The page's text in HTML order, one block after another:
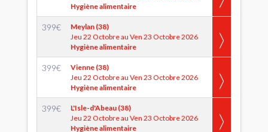
Hygiène alimentaire
399€
Meylan (38)
Jeu 22 Octobre au Ven 23 Octobre 2026
Hygiène alimentaire
399€
Vienne (38)
Jeu 22 Octobre au Ven 23 Octobre 2026
Hygiène alimentaire
399€
L'Isle-d'Abeau (38)
Jeu 22 Octobre au Ven 23 Octobre 2026
Hygiène alimentaire